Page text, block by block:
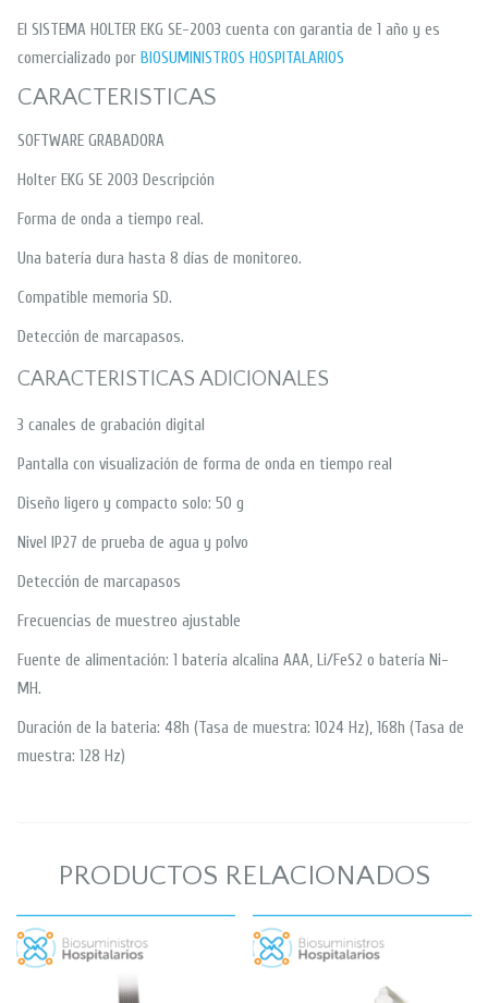
El SISTEMA HOLTER EKG SE-2003 cuenta con garantia de 1 año y es
comercializado por BIOSUMINISTROS HOSPITALARIOS
CARACTERISTICAS
SOFTWARE GRABADORA
Holter EKG SE 2003 Descripción
Forma de onda a tiempo real.
Una batería dura hasta 8 días de monitoreo.
Compatible memoria SD.
Detección de marcapasos.
CARACTERISTICAS ADICIONALES
3 canales de grabación digital
Pantalla con visualización de forma de onda en tiempo real
Diseño ligero y compacto solo: 50 g
Nivel IP27 de prueba de agua y polvo
Detección de marcapasos
Frecuencias de muestreo ajustable
Fuente de alimentación: 1 batería alcalina AAA, Li/FeS2 o batería Ni-
MH.
Duración de la bateria: 48h (Tasa de muestra: 1024 Hz), 168h (Tasa de
muestra: 128 Hz)
PRODUCTOS RELACIONADOS